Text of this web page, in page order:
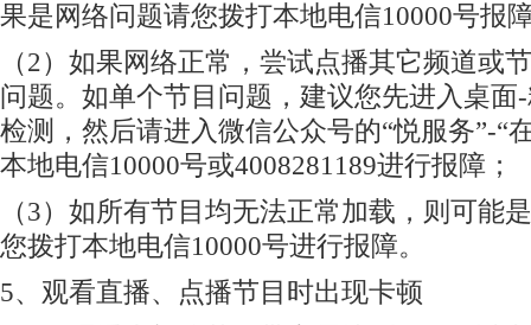
果是网络问题请您拨打本地电信10000号报
（2）如果网络正常，尝试点播其它频道或
问题。如单个节目问题，建议您先进入桌面
检测，然后请进入微信公众号的“悦服务”-“
本地电信10000号或4008281189进行报障；
（3）如所有节目均无法正常加载，则可能
您拨打本地电信10000号进行报障。
5、观看直播、点播节目时出现卡顿